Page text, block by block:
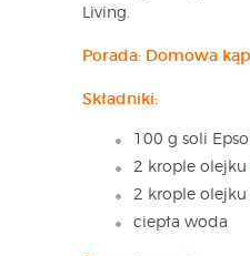
Living.
Porada: Domowa
Składniki:
100 g soli
2 krople olejku
2 krople olejku
ciepła woda